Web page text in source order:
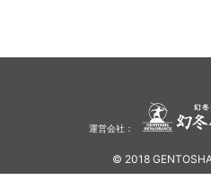
運営会社：
© 2018